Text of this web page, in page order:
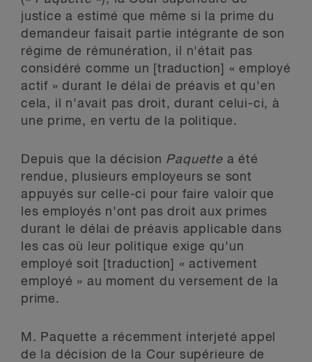
justice a estimé que même si la prime du
demandeur faisait partie intégrante de son
régime de rémunération, il n'était pas
considéré comme un [traduction] « employé
actif » durant le délai de préavis et qu'en
cela, il n'avait pas droit, durant celui-ci, à
une prime, en vertu de la politique.
Depuis que la décision Paquettea été
rendue, plusieurs employeurs se sont
appuyés sur celle-ci pour faire valoir que
les employés n'ont pas droit aux primes
durant le délai de préavis applicable dans
les cas où leur politique exige qu'un
employé soit [traduction] « activement
employé » au moment du versement de la
prime.
M. Paquette a récemment interjeté appel
de la décision de la Cour supérieure de